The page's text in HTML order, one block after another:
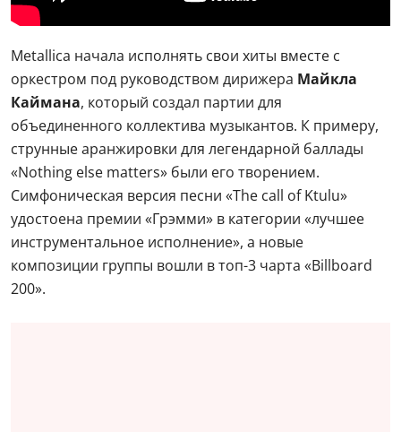
Metallica начала исполнять свои хиты вместе с
оркестром под руководством дирижера Майкла
Каймана, который создал партии для
объединенного коллектива музыкантов. К примеру,
струнные аранжировки для легендарной баллады
«Nothing else matters» были его творением.
Симфоническая версия песни «The call of Ktulu»
удостоена премии «Грэмми» в категории «лучшее
инструментальное исполнение», а новые
композиции группы вошли в топ-3 чарта «Billboard
200».